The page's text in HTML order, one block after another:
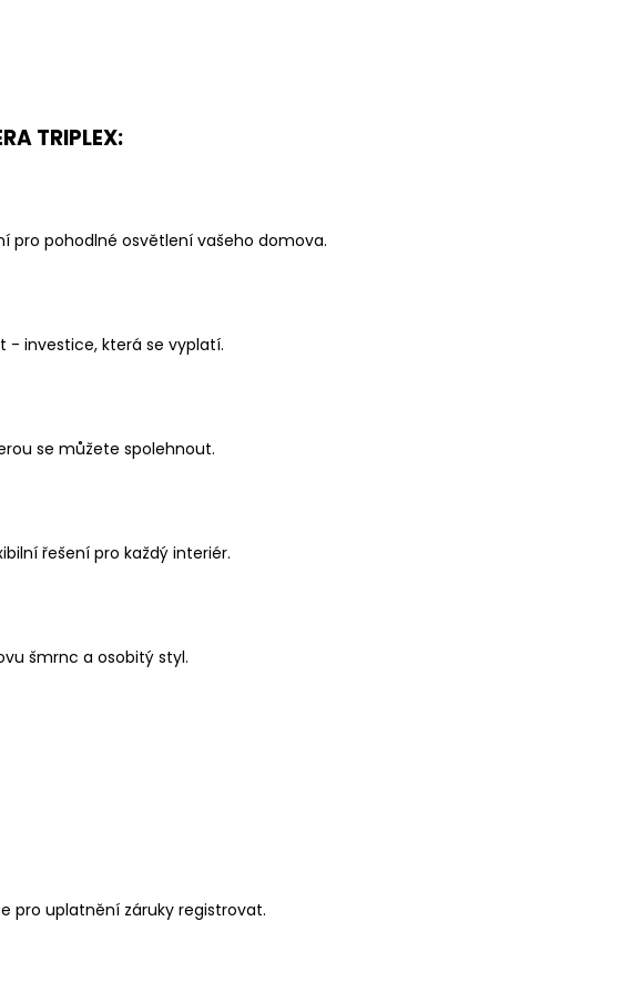
TRIPLEX:
pro pohodlné osvětlení vašeho domova.
- investice, která se vyplatí.
se můžete spolehnout.
řešení pro každý interiér.
šmrnc a osobitý styl.
pro uplatnění záruky registrovat.